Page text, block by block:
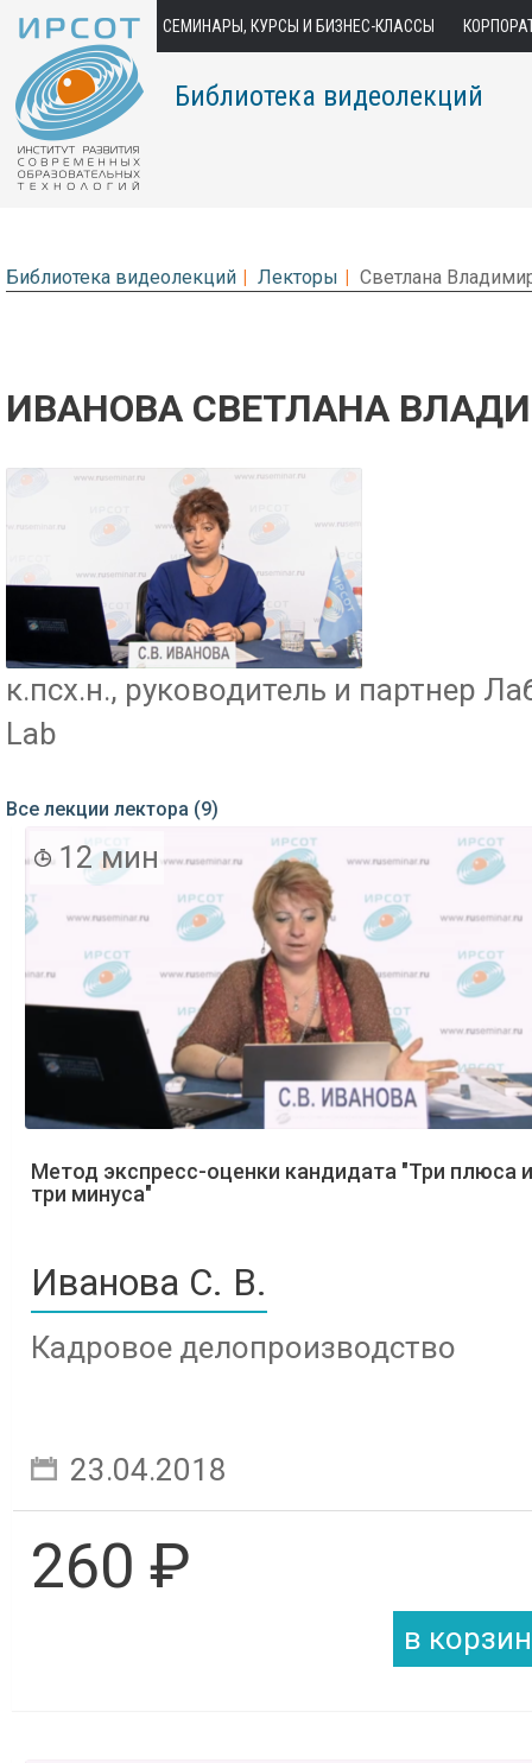
СЕМИНАРЫ, КУРСЫ И БИЗНЕС-КЛАССЫ
Библиотека видеолекций
Библиотека видеолекций Лекторы Светлана
ИВАНОВА СВЕТЛАНА
к.псх.н., руководитель и партнер
Lab
Все лекции лектора (9)
12 мин
Метод экспресс-оценки кандидата "Три плюса и
три минуса"
Иванова С. В.
Кадровое делопроизводство
23.04.2018
260 ₽